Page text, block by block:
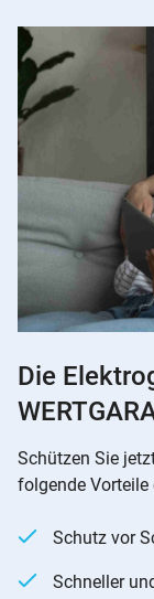
Die
Schützen Sie
folgende Vorteile
Schutz vor
Schneller